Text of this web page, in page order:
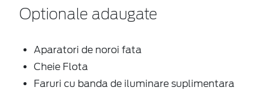
Optionale adaugate
Aparatori de noroi fata
Cheie Flota
Faruri cu banda de iluminare suplimentara